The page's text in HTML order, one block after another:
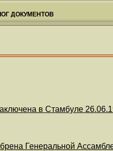
ДОКУМЕНТОВ
в Стамбуле
Генеральной